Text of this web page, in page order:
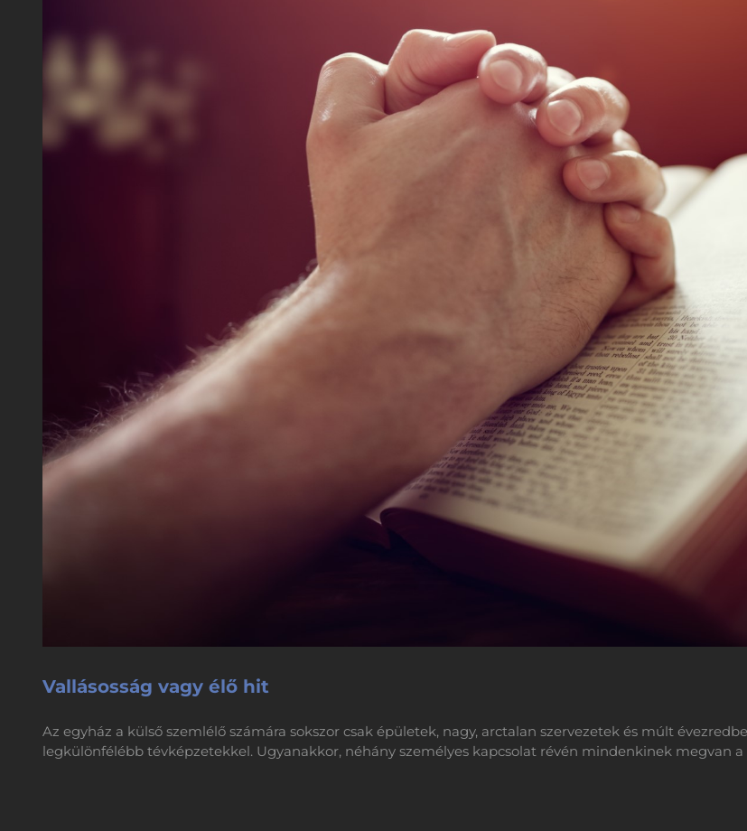
Vallásosság vagy élő hit
Az egyház a külső szemlélő számára sokszor csak épületek, nagy, arctalan szervezetek és múlt
legkülönfélébb tévképzetekkel. Ugyanakkor, néhány személyes kapcsolat révén mindenkinek megvan a